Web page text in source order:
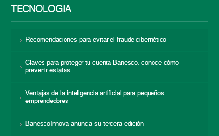
TECNOLOGÍA
Recomendaciones para evitar el fraude cibernético
Claves para proteger tu cuenta Banesco: conoce cómo
prevenir estafas
Ventajas de la inteligencia artificial para pequeños
emprendedores
BanescoInnova anuncia su tercera edición